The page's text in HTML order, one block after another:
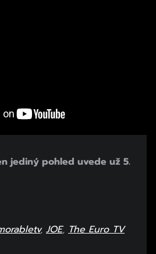
jediný pohled uvede už 5.
, JOE, The Euro TV